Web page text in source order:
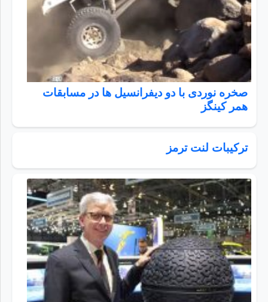
صخره نوردی با دو دیفرانسیل ها در مسابقات
همر کینگز
ترکیبات لنت ترمز